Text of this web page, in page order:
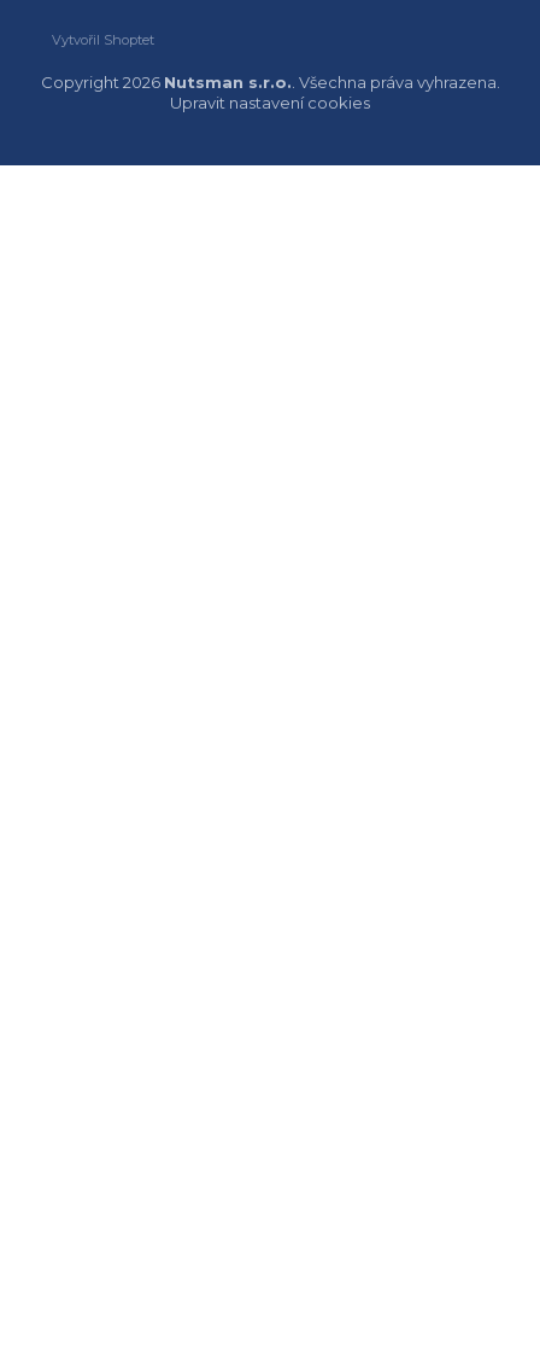
Vytvořil Shoptet
Copyright 2026 Nutsman s.r.o.. Všechna práva vyhrazena.
Upravit nastavení cookies